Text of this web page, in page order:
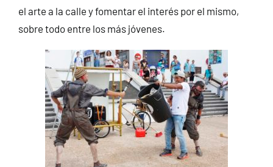
el arte a la calle y fomentar el interés por el mismo,
sobre todo entre los más jóvenes.